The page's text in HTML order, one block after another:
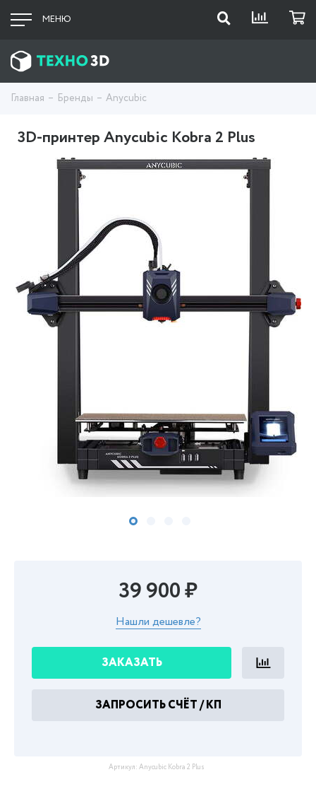
МЕНЮ
Главная Бренды Anycubic
3D-принтер Anycubic Kobra 2 Plus
39 900 ₽
Нашли дешевле?
ЗАКАЗАТЬ
ЗАПРОСИТЬ СЧЁТ / КП
Артикул: Anycubic Kobra 2 Plus